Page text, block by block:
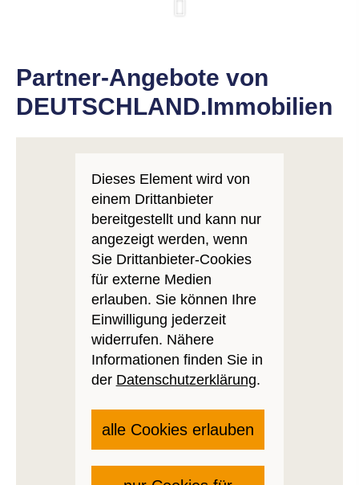
Partner-Angebote von
DEUTSCHLAND.Immobilien
Dieses Element wird von
einem Drittanbieter
bereitgestellt und kann nur
angezeigt werden, wenn
Sie Drittanbieter-Cookies
für externe Medien
erlauben. Sie können Ihre
Einwilligung jederzeit
widerrufen. Nähere
Informationen finden Sie in
der Datenschutzerklärung.
alle Cookies erlauben